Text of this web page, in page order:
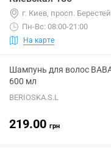
г. Киев, просп.
Пн-Вс: 08:00-21:00
На карте
Шампунь для волос
600 мл
BERIOSKA.S.L
219.00 грн